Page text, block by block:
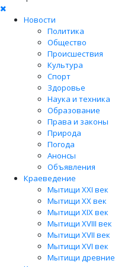
Новости
Политика
Общество
Происшествия
Культура
Спорт
Здоровье
Наука и техника
Образование
Права и законы
Природа
Погода
Анонсы
Объявления
Краеведение
Мытищи XXI век
Мытищи XX век
Мытищи XIX век
Мытищи XVIII век
Мытищи XVII век
Мытищи XVI век
Мытищи древние